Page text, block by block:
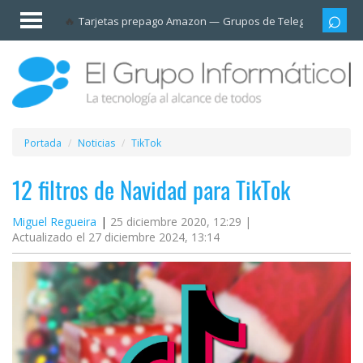
Tarjetas prepago Amazon Grupos de Telegram
Invitado
Iniciar
sesión /
Registrarse
Esenciales
Móviles
Ofertas
Apps
Redes
sociales
Plataformas
Portada Noticias TikTok
12 filtros de Navidad para TikTok
Miguel Regueira
25 diciembre 2020, 12:29 |
Actualizado el 27 diciembre 2024, 13:14